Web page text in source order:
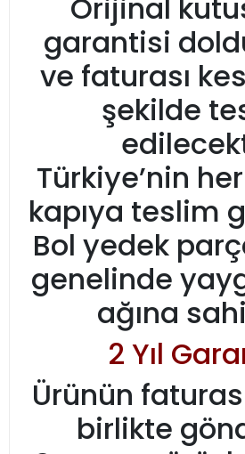
Orijinal
garantisi
ve faturası
şekilde
Türkiye’nin
kapıya teslim
Bol yedek
genelinde
ağına
2 Yıl
Ürünün
birlikte